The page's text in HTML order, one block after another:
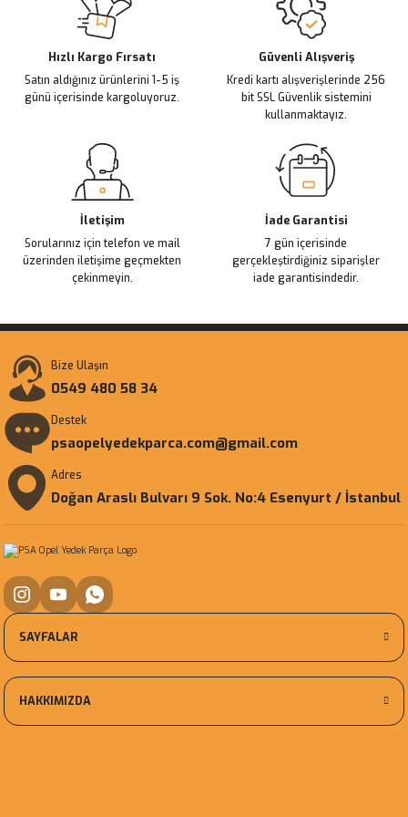
Ürün açıklamasında eksik bilgiler bulunuyor.
Ürün bilgilerinde hatalar bulunuyor.
Ürün fiyatı diğer sitelerden daha pahalı.
Bu ürüne benzer farklı alternatifler olmalı.
Hızlı Kargo Fırsatı
Satın aldığınız ürünlerini 1-5 iş
günü içerisinde kargoluyoruz.
Güvenli Alışveriş
Kredi kartı alışverişlerinde 256
bit SSL Güvenlik sistemini
kullanmaktayız.
İletişim
Sorularınız için telefon ve mail
üzerinden iletişime geçmekten
çekinmeyin.
İade Garantisi
7 gün içerisinde
gerçekleştirdiğiniz siparişler
iade garantisindedir.
Bize Ulaşın
0549 480 58 34
Destek
psaopelyedekparca.com@gmail.com
Adres
Doğan Araslı Bulvarı 9 Sok. No:4 Esenyurt / İstanbul
SAYFALAR
HAKKIMIZDA